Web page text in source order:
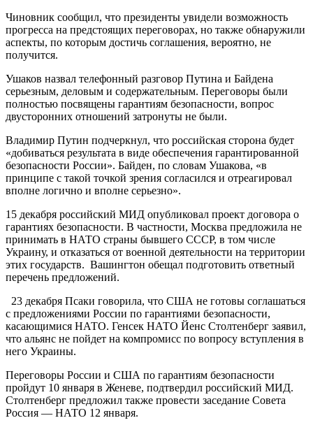
Чиновник сообщил, что президенты увидели возможность
прогресса на предстоящих переговорах, но также обнаружили
аспекты, по которым достичь соглашения, вероятно, не
получится.
Ушаков назвал телефонный разговор Путина и Байдена
серьезным, деловым и содержательным. Переговоры были
полностью посвящены гарантиям безопасности, вопрос
двусторонних отношений затронуты не были.
Владимир Путин подчеркнул, что российская сторона будет
«добиваться результата в виде обеспечения гарантированной
безопасности России». Байден, по словам Ушакова, «в
принципе с такой точкой зрения согласился и отреагировал
вполне логично и вполне серьезно».
15 декабря российский МИД опубликовал проект договора о
гарантиях безопасности. В частности, Москва предложила не
принимать в НАТО страны бывшего СССР, в том числе
Украину, и отказаться от военной деятельности на территории
этих государств. Вашингтон обещал подготовить ответный
перечень предложений.
23 декабря Псаки говорила, что США не готовы соглашаться
с предложениями России по гарантиями безопасности,
касающимися НАТО. Генсек НАТО Йенс Столтенберг заявил,
что альянс не пойдет на компромисс по вопросу вступления в
него Украины.
Переговоры России и США по гарантиям безопасности
пройдут 10 января в Женеве, подтвердил российский МИД.
Столтенберг предложил также провести заседание Совета
Россия — НАТО 12 января.